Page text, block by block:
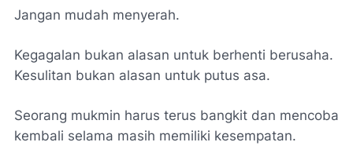
Jangan mudah menyerah.
Kegagalan bukan alasan untuk berhenti berusaha.
Kesulitan bukan alasan untuk putus asa.
Seorang mukmin harus terus bangkit dan mencoba
kembali selama masih memiliki kesempatan.